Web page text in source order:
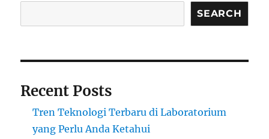
SEARCH
Recent Posts
Tren Teknologi Terbaru di Laboratorium
yang Perlu Anda Ketahui